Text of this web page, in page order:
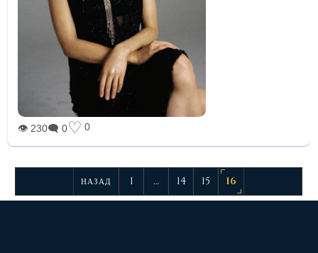
👁 230🗨 0♡ 0
НАЗАД 1 … 14 15 16